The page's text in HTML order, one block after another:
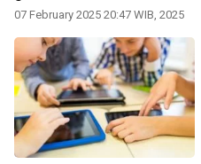
07 February 2025 20:47 WIB, 2025